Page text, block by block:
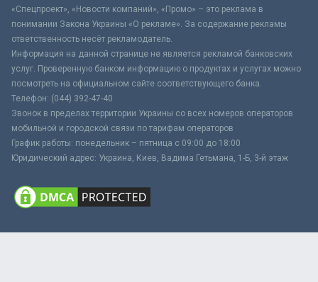
«Спецпроект», «Новости компаний», «Промо» – это реклама в
понимании Закона Украины «О рекламе». За содержание рекламы
ответственность несёт рекламодатель.
Информация на данной странице не является рекламой банковских
услуг. Проверенную банком информацию о продуктах и услугах можно
посмотреть на официальном сайте соответствующего банка.
Телефон: (044) 392-47-40
Звонок в пределах территории Украины со всех номеров операторов
мобильной и городской связи по тарифам операторов
График работы: понедельник – пятница с 09:00 до 18:00
Юридический адрес: Украина, Киев, Вадима Гетьмана, 1-Б, 3-й этаж